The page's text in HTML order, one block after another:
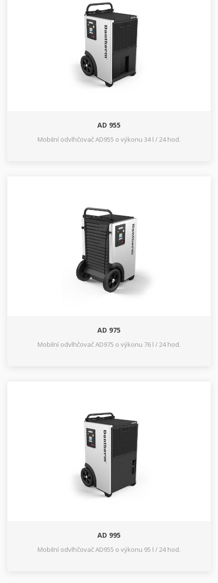
AD 955
Mobilní odvlhčovač AD955 o výkonu 34 l / 24 hod.
AD 975
Mobilní odvlhčovač AD975 o výkonu 76 l / 24 hod.
AD 995
Mobilní odvlhčovač AD955 o výkonu 95 l / 24 hod.